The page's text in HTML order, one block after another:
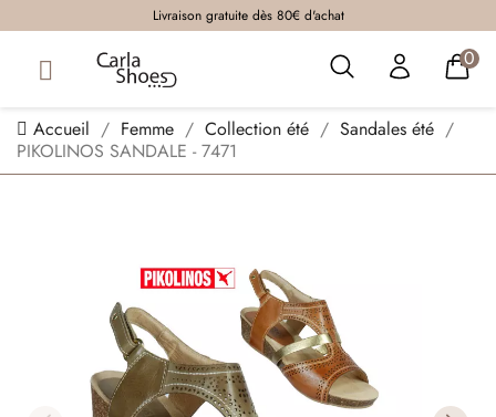
Livraison gratuite dès 80€ d'achat
0
Accueil Femme Collection été
Sandales été
PIKOLINOS SANDALE - 7471